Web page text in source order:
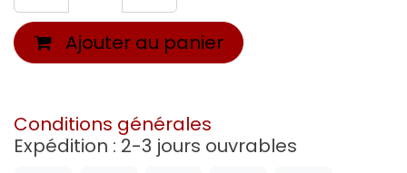
Ajouter au panier
Conditions générales
Expédition : 2-3 jours ouvrables